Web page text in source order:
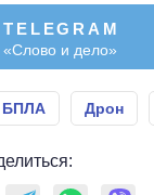
и дело»
БПЛА Дрон